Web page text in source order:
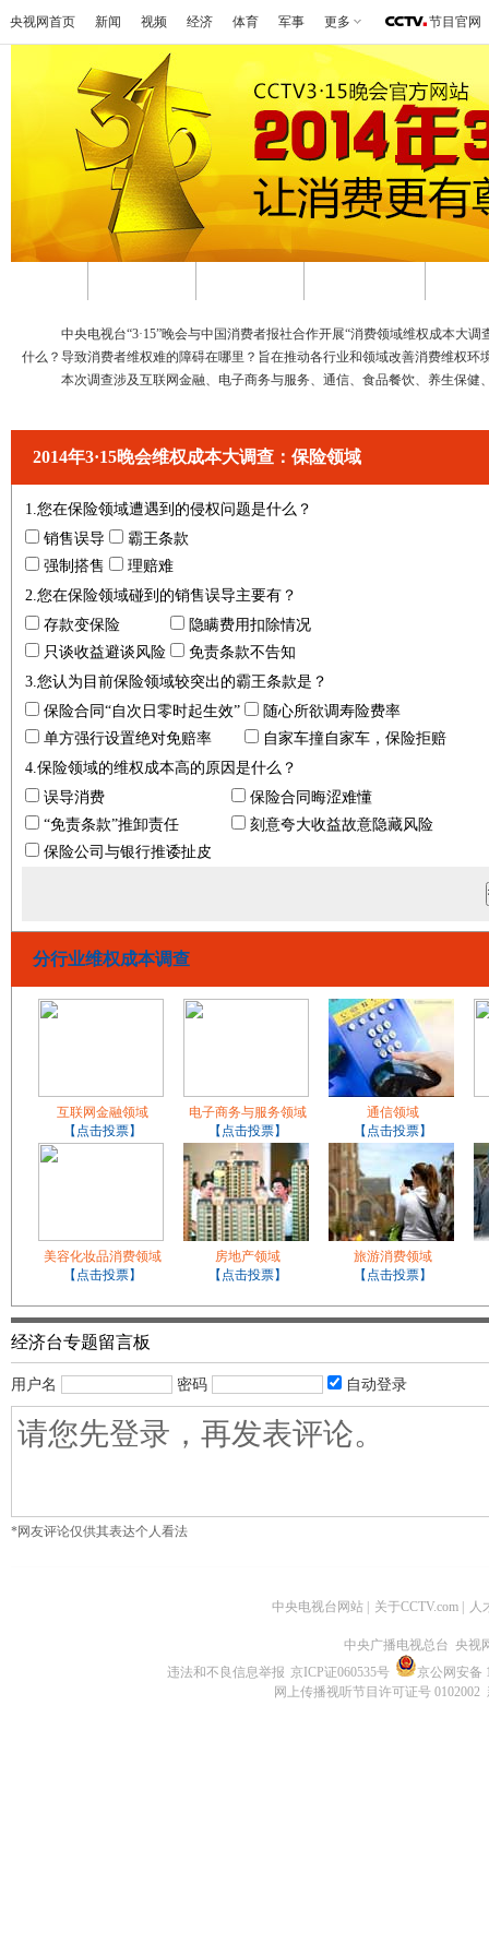
央视网首页 新闻 视频 经济 体育 军事 更多 节目官网
中央电视台“3·15”晚会与中国消费者报社合作开展“消费领域维权成本大调
什么？导致消费者维权难的障碍在哪里？旨在推动各行业和领域改善消费维权环
本次调查涉及互联网金融、电子商务与服务、通信、食品餐饮、养生保健
2014年3·15晚会维权成本大调查：保险领域
1.您在保险领域遭遇到的侵权问题是什么？
销售误导
霸王条款
强制搭售
理赔难
2.您在保险领域碰到的销售误导主要有？
存款变保险
隐瞒费用扣除情况
只谈收益避谈风险
免责条款不告知
3.您认为目前保险领域较突出的霸王条款是？
保险合同“自次日零时起生效”
随心所欲调寿险费率
单方强行设置绝对免赔率
自家车撞自家车，保险拒赔
4.保险领域的维权成本高的原因是什么？
误导消费
保险合同晦涩难懂
“免责条款”推卸责任
刻意夸大收益故意隐藏风险
保险公司与银行推诿扯皮
分行业维权成本调查
互联网金融领域
【点击投票】
电子商务与服务领域
【点击投票】
通信领域
【点击投票】
美容化妆品消费领域
【点击投票】
房地产领域
【点击投票】
旅游消费领域
【点击投票】
经济台专题留言板
用户名 密码 自动登录
*网友评论仅供其表达个人看法
中央电视台网站 关于CCTV.com 人
中央广播电视总台 央视
违法和不良信息举报 京ICP证060535号
京公网安备
网上传播视听节目许可证号 0102002